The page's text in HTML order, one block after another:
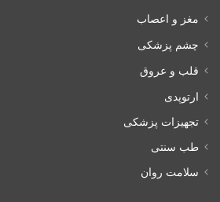
مغز و اعصاب
چشم پزشکی
قلب و عروق
ارتوپدی
تجهیزات پزشکی
طب سنتی
سلامت روان